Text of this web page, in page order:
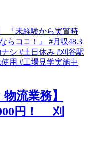
流業務】
円！ 刈